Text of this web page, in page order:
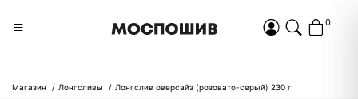
0
Магазин Лонгсливы Лонгслив оверсайз (розовато-серый) 230 г